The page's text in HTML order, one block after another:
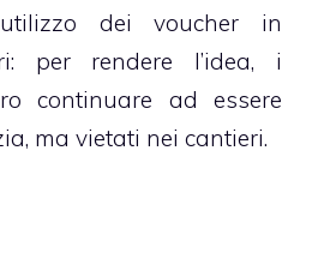
dei voucher in
per rendere l’idea, i
continuare ad essere
ma vietati nei cantieri.